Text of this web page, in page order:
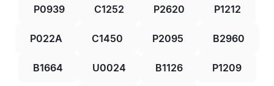
P0939 C1252 P2620 P1212
P022A C1450 P2095 B2960
B1664 U0024 B1126 P1209